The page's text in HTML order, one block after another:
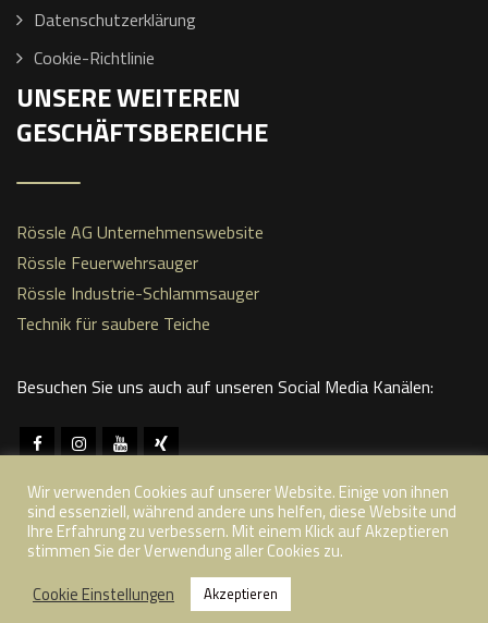
Datenschutzerklärung
Cookie-Richtlinie
UNSERE WEITEREN
GESCHÄFTSBEREICHE
Rössle AG Unternehmenswebsite
Rössle Feuerwehrsauger
Rössle Industrie-Schlammsauger
Technik für saubere Teiche
Besuchen Sie uns auch auf unseren Social Media Kanälen:
© Copyright 2022 nature-stone.de | Rössle AG -
Natursteine
Wir verwenden Cookies auf unserer Website. Einige von ihnen
sind essenziell, während andere uns helfen, diese Website und
Ihre Erfahrung zu verbessern. Mit einem Klick auf Akzeptieren
stimmen Sie der Verwendung aller Cookies zu.
Cookie Einstellungen
Akzeptieren